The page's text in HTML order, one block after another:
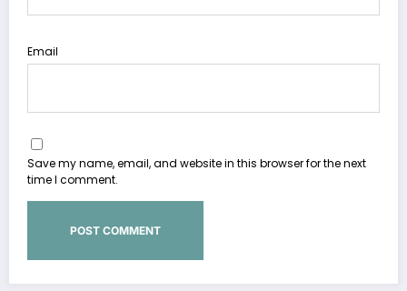
Email
Save my name, email, and website in this browser for the next
time I comment.